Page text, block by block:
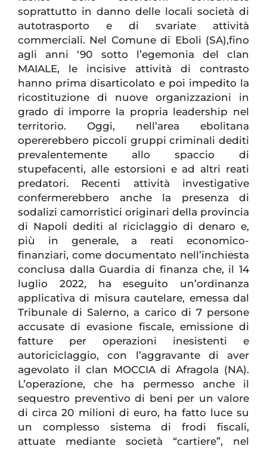
soprattutto in danno delle locali società di
autotrasporto e di svariate attività
commerciali. Nel Comune di Eboli (SA),fino
agli anni ‘90 sotto l’egemonia del clan
MAIALE, le incisive attività di contrasto
hanno prima disarticolato e poi impedito la
ricostituzione di nuove organizzazioni in
grado di imporre la propria leadership nel
territorio. Oggi, nell’area ebolitana
opererebbero piccoli gruppi criminali dediti
prevalentemente allo spaccio di
stupefacenti, alle estorsioni e ad altri reati
predatori. Recenti attività investigative
confermerebbero anche la presenza di
sodalizi camorristici originari della provincia
di Napoli dediti al riciclaggio di denaro e,
più in generale, a reati economico-
finanziari, come documentato nell’inchiesta
conclusa dalla Guardia di finanza che, il 14
luglio 2022, ha eseguito un’ordinanza
applicativa di misura cautelare, emessa dal
Tribunale di Salerno, a carico di 7 persone
accusate di evasione fiscale, emissione di
fatture per operazioni inesistenti e
autoriciclaggio, con l’aggravante di aver
agevolato il clan MOCCIA di Afragola (NA).
L’operazione, che ha permesso anche il
sequestro preventivo di beni per un valore
di circa 20 milioni di euro, ha fatto luce su
un complesso sistema di frodi fiscali,
attuate mediante società “cartiere”, nel